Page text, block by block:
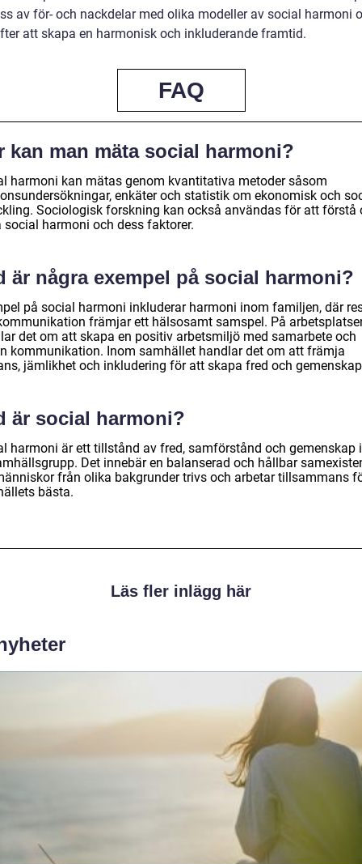
av för- och nackdelar med olika modeller av social harmoni
att skapa en harmonisk och inkluderande framtid.
FAQ
kan man mäta social harmoni?
harmoni kan mätas genom kvantitativa metoder såsom
enkäter och statistik om ekonomisk och
Sociologisk forskning kan också användas för att förstå
social harmoni och dess faktorer.
är några exempel på social harmoni?
på social harmoni inkluderar harmoni inom familjen, där
främjar ett hälsosamt samspel. På
det om att skapa en positiv arbetsmiljö med samarbete och
kommunikation. Inom samhället handlar det om att främja
jämlikhet och inkludering för att skapa fred och
är social harmoni?
harmoni är ett tillstånd av fred, samförstånd och gemenskap
Det innebär en balanserad och hållbar
från olika bakgrunder trivs och arbetar tillsammans
bästa.
Läs fler inlägg här